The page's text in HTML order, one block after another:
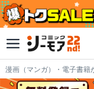
漫画（マンガ）・電子書籍